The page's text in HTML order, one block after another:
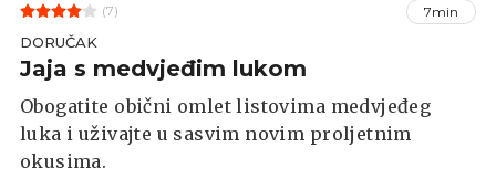
(7) 7min
DORUČAK
Jaja s medvjeđim lukom
Obogatite obični omlet listovima medvjeđeg
luka i uživajte u sasvim novim proljetnim
okusima.